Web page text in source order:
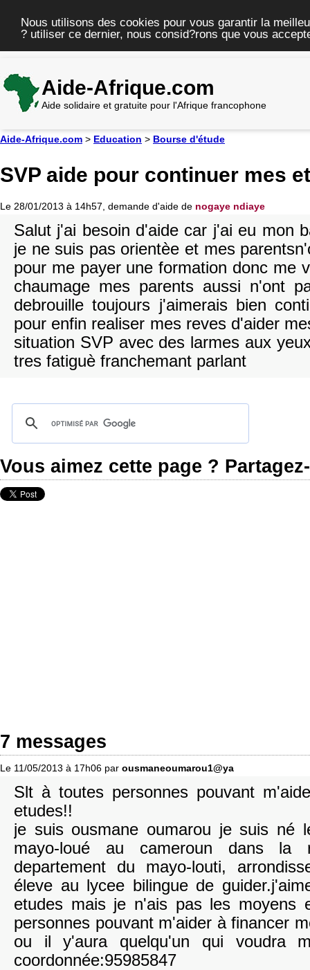
Nous utilisons des cookies pour vous garantir la
? utiliser ce dernier, nous consid?rons que vous
Aide-Afrique.com
Aide solidaire et gratuite pour l'Afrique francophone
Aide-Afrique.com > Education > Bourse d'étude
SVP aide pour continuer mes
Le 28/01/2013 à 14h57, demande d'aide de nogaye ndiaye
Salut j'ai besoin d'aide car j'ai eu mon
je ne suis pas orientèe et mes
pour me payer une formation donc me
chaumage mes parents aussi n'ont
debrouille toujours j'aimerais bien
pour enfin realiser mes reves d'aider
situation SVP avec des larmes aux
tres fatiguè franchemant parlant
Vous aimez cette page ?
7 messages
Le 11/05/2013 à 17h06 par ousmaneoumarou1@ya
Slt à toutes personnes pouvant
etudes!!
je suis ousmane oumarou je suis né
mayo-loué au cameroun dans la
departement du mayo-louti,
éleve au lycee bilingue de
etudes mais je n'ais pas les moyens
personnes pouvant m'aider à financer
ou il y'aura quelqu'un qui voudra
coordonnée:95985847